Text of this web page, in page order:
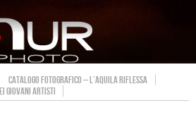
CATALOGO FOTOGRAFICO – L’AQUILA RIFLESSA
GIOVANI ARTISTI